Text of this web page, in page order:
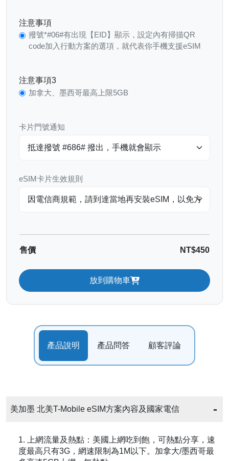
注意事項
撥號*#06#有出現【EID】顯示，設定內有掃描QR
code加入行動方案的選項，就代表你手機支援eSIM
注意事項3
加拿大、墨西哥最高上限5GB
卡片門號通知
eSIM卡片生效規則
售價 NT$450
放到購物車
產品說明 產品問答 顧客評論
美加墨 北美T-Mobile eSIM方案內容及國家電信
1. 上網流量及熱點：美國上網吃到飽，可熱點分享，速
度最高只有3G，網速限制為1M以下。加拿大/墨西哥最